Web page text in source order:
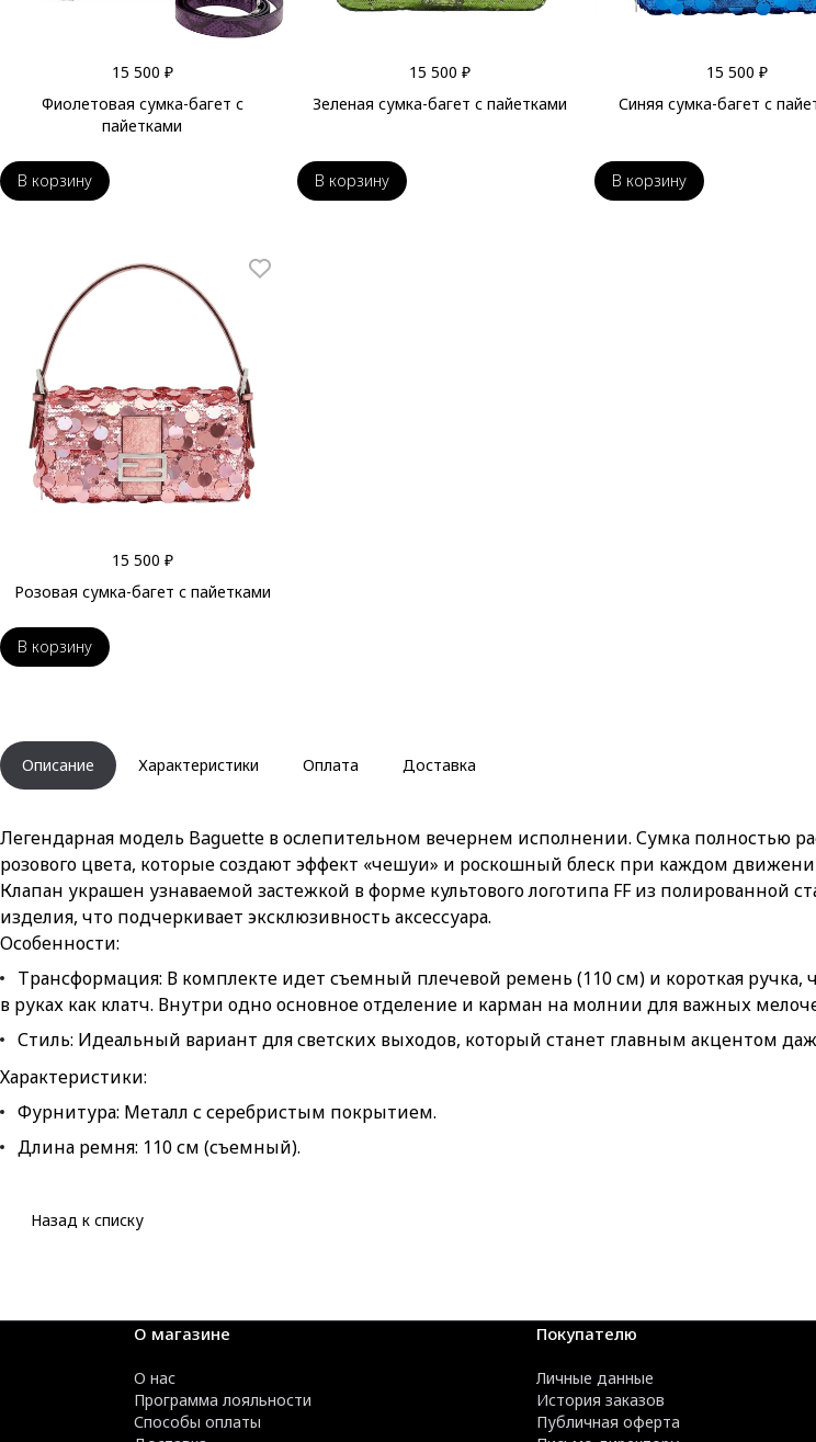
15 500 ₽
Фиолетовая сумка-багет с
пайетками
В корзину
15 500 ₽
Зеленая сумка-багет с пайетками
В корзину
15 500 ₽
Синяя сумка-багет с
В корзину
15 500 ₽
Розовая сумка-багет с пайетками
В корзину
Описание Характеристики Оплата Доставка
Легендарная модель Baguette в ослепительном вечернем исполнении. Сумка
розового цвета, которые создают эффект «чешуи» и роскошный блеск при каждом
Клапан украшен узнаваемой застежкой в форме культового логотипа FF из полированной
изделия, что подчеркивает эксклюзивность аксессуара.
Особенности:
Трансформация: В комплекте идет съемный плечевой ремень (110 см) и короткая ручка,
в руках как клатч. Внутри одно основное отделение и карман на молнии для важных
Стиль: Идеальный вариант для светских выходов, который станет главным акцентом
Характеристики:
Фурнитура: Металл с серебристым покрытием.
Длина ремня: 110 см (съемный).
Назад к списку
О магазине
О нас
Программа лояльности
Способы оплаты
Покупателю
Личные данные
История заказов
Публичная оферта